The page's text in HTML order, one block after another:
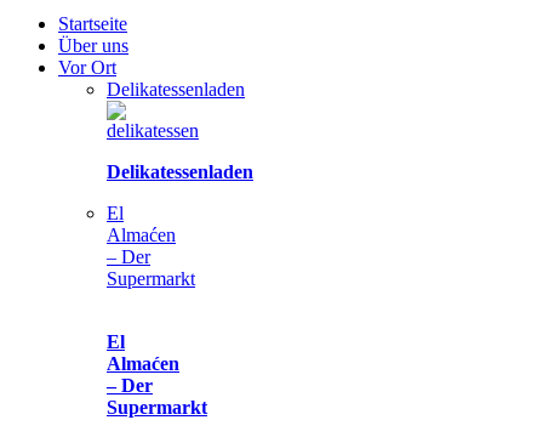
Startseite
Über uns
Vor Ort
Delikatessenladen
Delikatessenladen
El
Almaćen
– Der
Supermarkt
El
Almaćen
– Der
Supermarkt